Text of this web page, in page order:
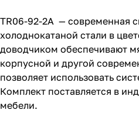
TR06-92-2A — современная
холоднокатаной стали в
доводчиком обеспечивают
корпусной и другой
позволяет использовать
Комплект поставляется в
мебели.